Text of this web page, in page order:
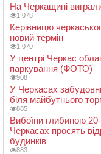
На Черкащині
1 078
Керівницю
новий термін
1 070
У центрі Черкас
паркування (ФОТО)
908
У Черкасах
біля майбутнього
885
Вибоїни глибиною
Черкасах просять
будинків
883